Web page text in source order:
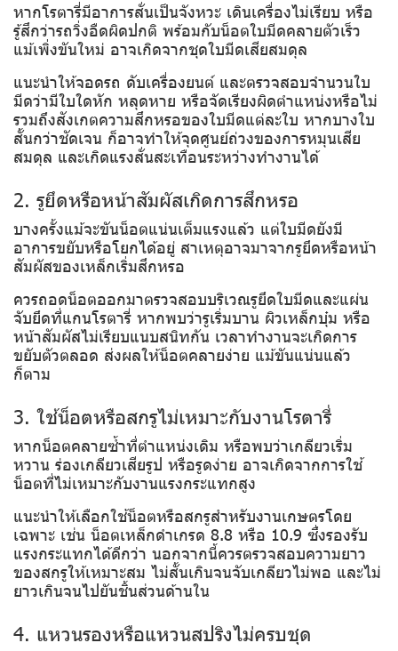
หากโรตารี่มีอาการสั่นเป็นจังหวะ เดินเครื่องไม่เรียบ หรือ
รู้สึกว่ารถวิ่งอืดผิดปกติ พร้อมกับน็อตใบมีดคลายตัวเร็ว
แม้เพิ่งขันใหม่ อาจเกิดจากชุดใบมีดเสียสมดุล
แนะนำให้จอดรถ ดับเครื่องยนต์ และตรวจสอบจำนวนใบ
มีดว่ามีใบใดหัก หลุดหาย หรือจัดเรียงผิดตำแหน่งหรือไม่
รวมถึงสังเกตความสึกหรอของใบมีดแต่ละใบ หากบางใบ
สั้นกว่าชัดเจน ก็อาจทำให้จุดศูนย์ถ่วงของการหมุนเสีย
สมดุล และเกิดแรงสั่นสะเทือนระหว่างทำงานได้
2. รูยึดหรือหน้าสัมผัสเกิดการสึกหรอ
บางครั้งแม้จะขันน็อตแน่นเต็มแรงแล้ว แต่ใบมีดยังมี
อาการขยับหรือโยกได้อยู่ สาเหตุอาจมาจากรูยึดหรือหน้า
สัมผัสของเหล็กเริ่มสึกหรอ
ควรถอดน็อตออกมาตรวจสอบบริเวณรูยึดใบมีดและแผ่น
จับยึดที่แกนโรตารี่ หากพบว่ารูเริ่มบาน ผิวเหล็กบุ๋ม หรือ
หน้าสัมผัสไม่เรียบแนบสนิทกัน เวลาทำงานจะเกิดการ
ขยับตัวตลอด ส่งผลให้น็อตคลายง่าย แม้ขันแน่นแล้ว
ก็ตาม
3. ใช้น็อตหรือสกรูไม่เหมาะกับงานโรตารี่
หากน็อตคลายซ้ำที่ตำแหน่งเดิม หรือพบว่าเกลียวเริ่ม
หวาน ร่องเกลียวเสียรูป หรือรูดง่าย อาจเกิดจากการใช้
น็อตที่ไม่เหมาะกับงานแรงกระแทกสูง
แนะนำให้เลือกใช้น็อตหรือสกรูสำหรับงานเกษตรโดย
เฉพาะ เช่น น็อตเหล็กดำเกรด 8.8 หรือ 10.9 ซึ่งรองรับ
แรงกระแทกได้ดีกว่า นอกจากนี้ควรตรวจสอบความยาว
ของสกรูให้เหมาะสม ไม่สั้นเกินจนจับเกลียวไม่พอ และไม่
ยาวเกินจนไปยันชิ้นส่วนด้านใน
4. แหวนรองหรือแหวนสปริงไม่ครบชุด